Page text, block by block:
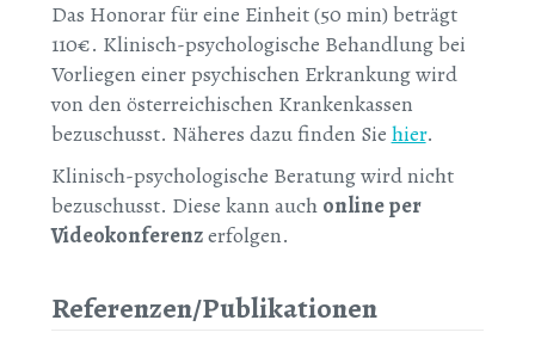
Das Honorar für eine Einheit (50 min) beträgt
110€. Klinisch-psychologische Behandlung bei
Vorliegen einer psychischen Erkrankung wird
von den österreichischen Krankenkassen
bezuschusst. Näheres dazu finden Sie hier.
Klinisch-psychologische Beratung wird nicht
bezuschusst. Diese kann auch online per
Videokonferenzerfolgen.
Referenzen/Publikationen